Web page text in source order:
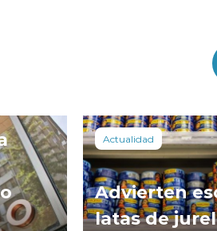
Actualidad
Advierten
latas de